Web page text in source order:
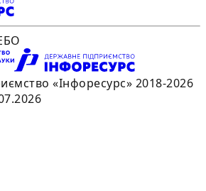
«Інфоресурс» 2018-2026